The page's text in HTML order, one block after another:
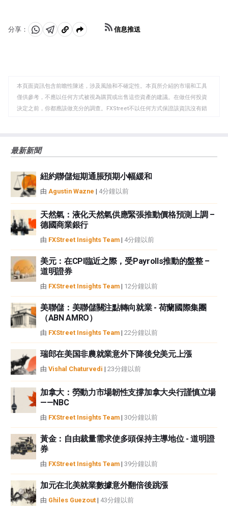
分享：
分 分 複
板
信息推送
本頁面資訊包含前瞻性陳述，涉及風險和不確定性。本頁所介紹的市場和工具
僅供參考，不應以任何方式被視為購買或出售這些資產的建議。在做任何投資
決定之前，你都應該做充分的調查。FXStreet不以任何方式保證該資訊沒有錯
觀點，並不代表FXStreet或其廣告商的官方政策或立場。作者不對本頁連結的
如果文章正文中沒有明確提到，在撰寫本文時，作者在本文中提到的任何股票
中都沒有頭寸，也沒有與文中提到的任何公司有業務關係。除了FXStreet，作
者沒有收到撰寫這篇文章的報酬。
FXStreet和作者不提供個性化的建議。作者對該資訊的準確性、完整性或適用
性不作任何陳述。FXStreet和作者將不承擔任何錯誤，遺漏或任何損失，傷害
或損害由此資訊及其顯示或使用引起的。錯誤和遺漏除外。本文作者和
FXStreet並非註冊投資顧問，本文內容無意提供任何投資建議。
最新新聞
紐約聯儲短期通脹預期小幅緩和
由 Agustin Wazne | 4分鐘以前
天然氣：液化天然氣供應緊張推動價格預測上調 –
德國商業銀行
由 FXStreet Insights Team | 4分鐘以前
美元：在CPI臨近之際，受Payrolls推動的盤整 –
道明證券
由 FXStreet Insights Team | 12分鐘以前
美聯儲：美聯儲關注點轉向就業 - 荷蘭國際集團
（ABN AMRO）
由 FXStreet Insights Team | 22分鐘以前
瑞郎在美国非農就業意外下降後兌美元上漲
由 Vishal Chaturvedi | 23分鐘以前
加拿大：勞動力市場韌性支撐加拿大央行謹慎立場
——NBC
由 FXStreet Insights Team | 30分鐘以前
黃金：自由裁量需求使多頭保持主導地位 - 道明證
券
由 FXStreet Insights Team | 39分鐘以前
加元在北美就業數據意外翻倍後跳漲
由 Ghiles Guezout | 43分鐘以前